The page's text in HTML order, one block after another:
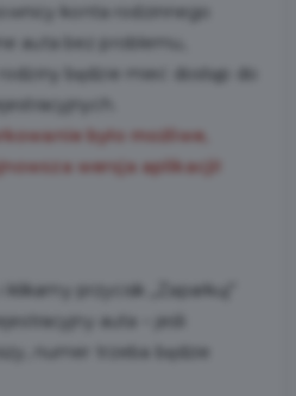
konta rodzinnego
auta bez problemu,
będzie mieć dostęp do
było możliwe,
wersja aplikacji!
przycisk „Zaparkuj”
auta – jeśli
numer trzeba będzie